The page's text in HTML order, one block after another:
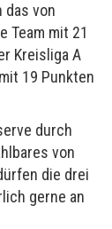
das von
Team mit 21
Kreisliga A
19 Punkten
durch
von
die drei
gerne an